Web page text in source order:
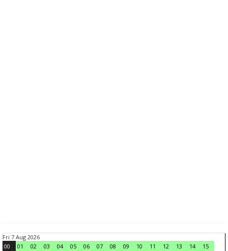
Fri 7 Aug 2026
00
01 02 03 04 05 06 07 08 09 10 11 12 13 14
15